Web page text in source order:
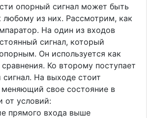
опорный сигнал может быть
любому из них. Рассмотрим, как
На один из входов
сигнал, который
Он используется как
Ко второму поступает
На выходе стоит
меняющий свое состояние в
от условий:
прямого входа выше